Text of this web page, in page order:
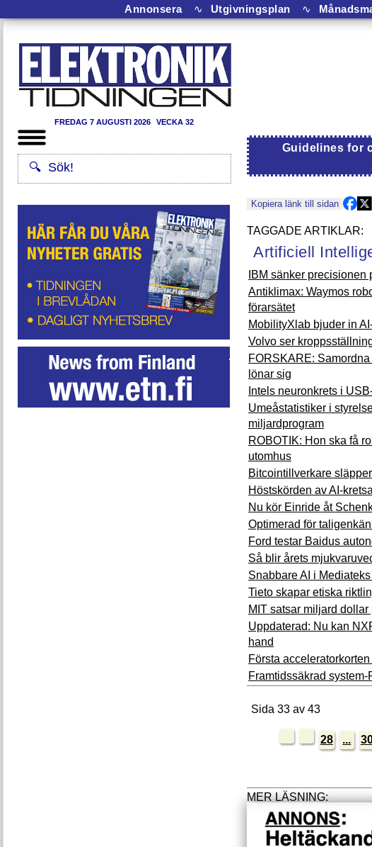
Annonsera ∿ Utgivningsplan ∿
FREDAG 7 AUGUSTI 2026 VECKA 32
Guidelines for
Kopiera länk till sidan
Artificiell
IBM sänker precisionen
Antiklimax: Waymos
förarsätet
MobilityXlab bjuder in
Volvo ser
FORSKARE:
lönar sig
Intels neuronkrets i
Umeåstatistiker i
miljardprogram
ROBOTIK: Hon ska få
utomhus
Bitcointillverkare
Höstskörden av AI-
Nu kör Einride åt
Optimerad för
Ford testar Baidus
Så blir årets
Snabbare AI i
Tieto skapar etiska
MIT satsar miljard dollar
Uppdaterad: Nu kan
hand
Första
Framtidssäkrad system-
Sida 33 av 43
28 ...